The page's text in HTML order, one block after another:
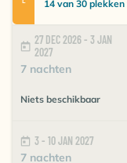
14 van 30
27 DEC 2026 - 3 JAN
2027
7 nachten
Niets beschikbaar
3 - 10 JAN 2027
7 nachten